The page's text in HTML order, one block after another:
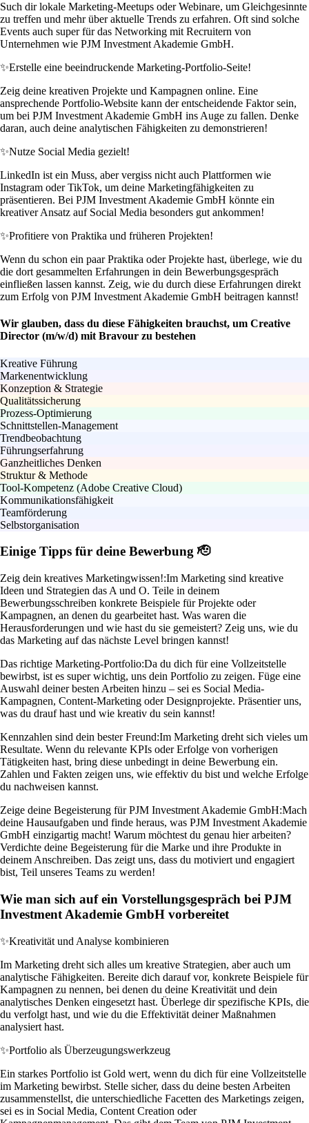
Such dir lokale Marketing-Meetups oder Webinare, um Gleichgesinnte
zu treffen und mehr über aktuelle Trends zu erfahren. Oft sind solche
Events auch super für das Networking mit Recruitern von
Unternehmen wie PJM Investment Akademie GmbH.
✨Erstelle eine beeindruckende Marketing-Portfolio-Seite!
Zeig deine kreativen Projekte und Kampagnen online. Eine
ansprechende Portfolio-Website kann der entscheidende Faktor sein,
um bei PJM Investment Akademie GmbH ins Auge zu fallen. Denke
daran, auch deine analytischen Fähigkeiten zu demonstrieren!
✨Nutze Social Media gezielt!
LinkedIn ist ein Muss, aber vergiss nicht auch Plattformen wie
Instagram oder TikTok, um deine Marketingfähigkeiten zu
präsentieren. Bei PJM Investment Akademie GmbH könnte ein
kreativer Ansatz auf Social Media besonders gut ankommen!
✨Profitiere von Praktika und früheren Projekten!
Wenn du schon ein paar Praktika oder Projekte hast, überlege, wie du
die dort gesammelten Erfahrungen in dein Bewerbungsgespräch
einfließen lassen kannst. Zeig, wie du durch diese Erfahrungen direkt
zum Erfolg von PJM Investment Akademie GmbH beitragen kannst!
Wir glauben, dass du diese Fähigkeiten brauchst, um Creative
Director (m/w/d) mit Bravour zu bestehen
Kreative Führung
Markenentwicklung
Konzeption & Strategie
Qualitätssicherung
Prozess-Optimierung
Schnittstellen-Management
Trendbeobachtung
Führungserfahrung
Ganzheitliches Denken
Struktur & Methode
Tool-Kompetenz (Adobe Creative Cloud)
Kommunikationsfähigkeit
Teamförderung
Selbstorganisation
Einige Tipps für deine Bewerbung 🫡
Zeig dein kreatives Marketingwissen!:Im Marketing sind kreative
Ideen und Strategien das A und O. Teile in deinem
Bewerbungsschreiben konkrete Beispiele für Projekte oder
Kampagnen, an denen du gearbeitet hast. Was waren die
Herausforderungen und wie hast du sie gemeistert? Zeig uns, wie du
das Marketing auf das nächste Level bringen kannst!
Das richtige Marketing-Portfolio:Da du dich für eine Vollzeitstelle
bewirbst, ist es super wichtig, uns dein Portfolio zu zeigen. Füge eine
Auswahl deiner besten Arbeiten hinzu – sei es Social Media-
Kampagnen, Content-Marketing oder Designprojekte. Präsentier uns,
was du drauf hast und wie kreativ du sein kannst!
Kennzahlen sind dein bester Freund:Im Marketing dreht sich vieles um
Resultate. Wenn du relevante KPIs oder Erfolge von vorherigen
Tätigkeiten hast, bring diese unbedingt in deine Bewerbung ein.
Zahlen und Fakten zeigen uns, wie effektiv du bist und welche Erfolge
du nachweisen kannst.
Zeige deine Begeisterung für PJM Investment Akademie GmbH:Mach
deine Hausaufgaben und finde heraus, was PJM Investment Akademie
GmbH einzigartig macht! Warum möchtest du genau hier arbeiten?
Verdichte deine Begeisterung für die Marke und ihre Produkte in
deinem Anschreiben. Das zeigt uns, dass du motiviert und engagiert
bist, Teil unseres Teams zu werden!
Wie man sich auf ein Vorstellungsgespräch bei PJM
Investment Akademie GmbH vorbereitet
✨Kreativität und Analyse kombinieren
Im Marketing dreht sich alles um kreative Strategien, aber auch um
analytische Fähigkeiten. Bereite dich darauf vor, konkrete Beispiele für
Kampagnen zu nennen, bei denen du deine Kreativität und dein
analytisches Denken eingesetzt hast. Überlege dir spezifische KPIs, die
du verfolgt hast, und wie du die Effektivität deiner Maßnahmen
analysiert hast.
✨Portfolio als Überzeugungswerkzeug
Ein starkes Portfolio ist Gold wert, wenn du dich für eine Vollzeitstelle
im Marketing bewirbst. Stelle sicher, dass du deine besten Arbeiten
zusammenstellst, die unterschiedliche Facetten des Marketings zeigen,
sei es in Social Media, Content Creation oder